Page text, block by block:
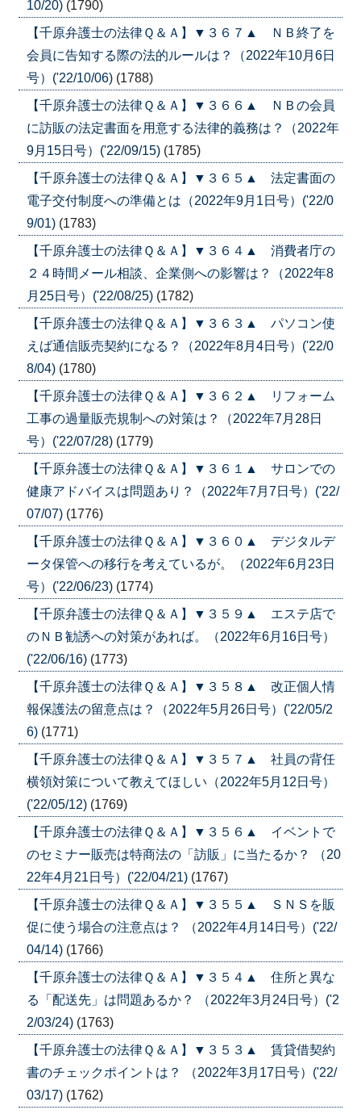
10/20) (1790)
【千原弁護士の法律Ｑ＆Ａ】▼３６７▲ ＮＢ終了を
会員に告知する際の法的ルールは？（2022年10月6日
号）('22/10/06) (1788)
【千原弁護士の法律Ｑ＆Ａ】▼３６６▲ ＮＢの会員
に訪販の法定書面を用意する法律的義務は？（2022年
9月15日号）('22/09/15) (1785)
【千原弁護士の法律Ｑ＆Ａ】▼３６５▲ 法定書面の
電子交付制度への準備とは（2022年9月1日号）('22/0
9/01) (1783)
【千原弁護士の法律Ｑ＆Ａ】▼３６４▲ 消費者庁の
２４時間メール相談、企業側への影響は？（2022年8
月25日号）('22/08/25) (1782)
【千原弁護士の法律Ｑ＆Ａ】▼３６３▲ パソコン使
えば通信販売契約になる？（2022年8月4日号）('22/0
8/04) (1780)
【千原弁護士の法律Ｑ＆Ａ】▼３６２▲ リフォーム
工事の過量販売規制への対策は？（2022年7月28日
号）('22/07/28) (1779)
【千原弁護士の法律Ｑ＆Ａ】▼３６１▲ サロンでの
健康アドバイスは問題あり？（2022年7月7日号）('22/
07/07) (1776)
【千原弁護士の法律Ｑ＆Ａ】▼３６０▲ デジタルデ
ータ保管への移行を考えているが。（2022年6月23日
号）('22/06/23) (1774)
【千原弁護士の法律Ｑ＆Ａ】▼３５９▲ エステ店で
のＮＢ勧誘への対策があれば。（2022年6月16日号）
('22/06/16) (1773)
【千原弁護士の法律Ｑ＆Ａ】▼３５８▲ 改正個人情
報保護法の留意点は？（2022年5月26日号）('22/05/2
6) (1771)
【千原弁護士の法律Ｑ＆Ａ】▼３５７▲ 社員の背任
横領対策について教えてほしい（2022年5月12日号）
('22/05/12) (1769)
【千原弁護士の法律Ｑ＆Ａ】▼３５６▲ イベントで
のセミナー販売は特商法の「訪販」に当たるか？ （20
22年4月21日号）('22/04/21) (1767)
【千原弁護士の法律Ｑ＆Ａ】▼３５５▲ ＳＮＳを販
促に使う場合の注意点は？ （2022年4月14日号）('22/
04/14) (1766)
【千原弁護士の法律Ｑ＆Ａ】▼３５４▲ 住所と異な
る「配送先」は問題あるか？ （2022年3月24日号）('2
2/03/24) (1763)
【千原弁護士の法律Ｑ＆Ａ】▼３５３▲ 賃貸借契約
書のチェックポイントは？ （2022年3月17日号）('22/
03/17) (1762)